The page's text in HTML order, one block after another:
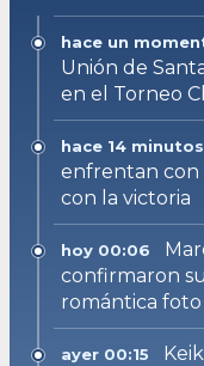
hace un
Unión de
en el Torneo
hace 14 minutos
enfrentan con
con la victoria
hoy 00:06
confirmaron
romántica foto
ayer 00:15